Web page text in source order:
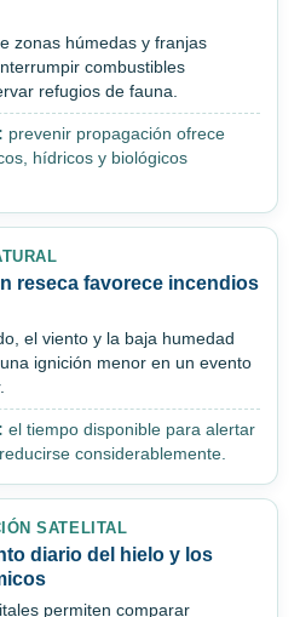
zonas húmedas y franjas
combustibles
refugios de fauna.
prevenir propagación ofrece
hídricos y biológicos
reseca favorece incendios
el viento y la baja humedad
ignición menor en un evento
el tiempo disponible para alertar
considerablemente.
SATELITAL
diario del hielo y los
permiten comparar